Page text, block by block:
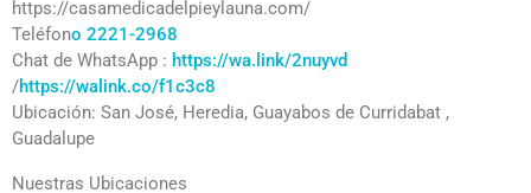
https://casamedicadelpieylauna.com/
Teléfono 2221-2968
Chat de WhatsApp : https://wa.link/2nuyvd
/https://walink.co/f1c3c8
Ubicación: San José, Heredia, Guayabos de Curridabat ,
Guadalupe
Nuestras Ubicaciones